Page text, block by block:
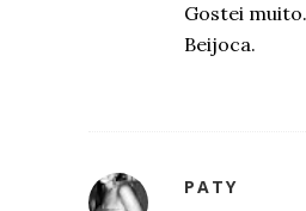
Gostei
Beijoca.
PATY